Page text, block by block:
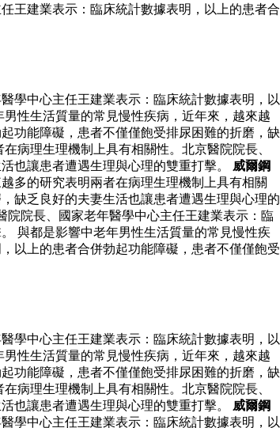
王建業表示：臨床統計數據表明，以上的患者合
學中心主任王建業表示：臨床統計數據表明，以
性生活質量的常見慢性疾病，近年來，越來越
功能障礙，患者不僅僅飽受排尿困難的折磨，缺
病理生理機制上具有相關性。北京醫院院長、
也讓患者遭遇生理與心理的雙重打擊。 威爾鋼
多的研究表明兩者在病理生理機制上具有相關
缺乏良好的夫妻生活也讓患者遭遇生理與心理的
院長、國家老年醫學中心主任王建業表示：臨
與都是影響中老年男性生活質量的常見慢性疾
以上的患者合併勃起功能障礙，患者不僅僅飽受
學中心主任王建業表示：臨床統計數據表明，以
性生活質量的常見慢性疾病，近年來，越來越
功能障礙，患者不僅僅飽受排尿困難的折磨，缺
病理生理機制上具有相關性。北京醫院院長、
也讓患者遭遇生理與心理的雙重打擊。 威爾鋼
學中心主任王建業表示：臨床統計數據表明，以